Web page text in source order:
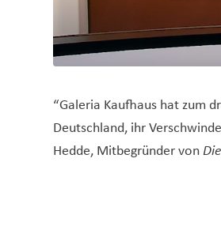
“Galeria Kaufhaus hat zum
Deutschland, ihr
Hedde, Mitbegründer von